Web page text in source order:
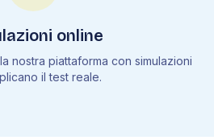
online
nostra piattaforma con simulazioni
il test reale.